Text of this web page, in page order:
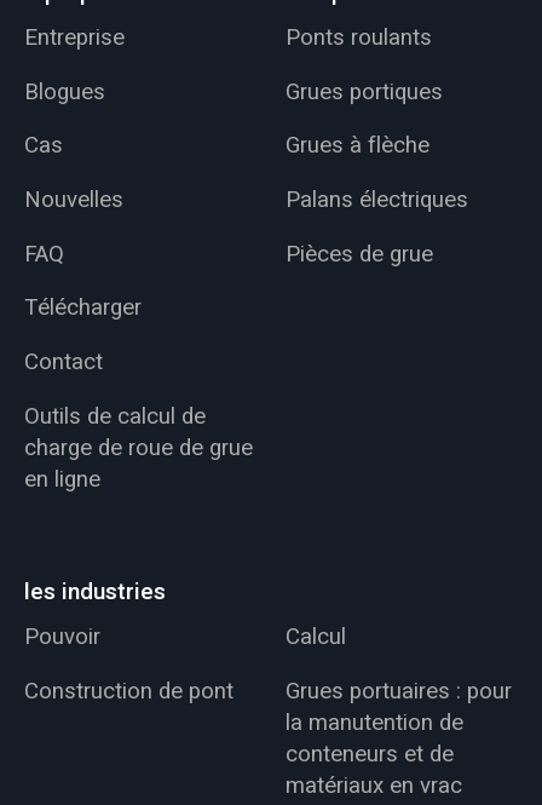
Entreprise
Blogues
Cas
Nouvelles
FAQ
Télécharger
Contact
Outils de calcul de
charge de roue de grue
en ligne
Ponts roulants
Grues portiques
Grues à flèche
Palans électriques
Pièces de grue
les industries
Pouvoir
Calcul
Construction de pont
Grues portuaires : pour
la manutention de
conteneurs et de
matériaux en vrac